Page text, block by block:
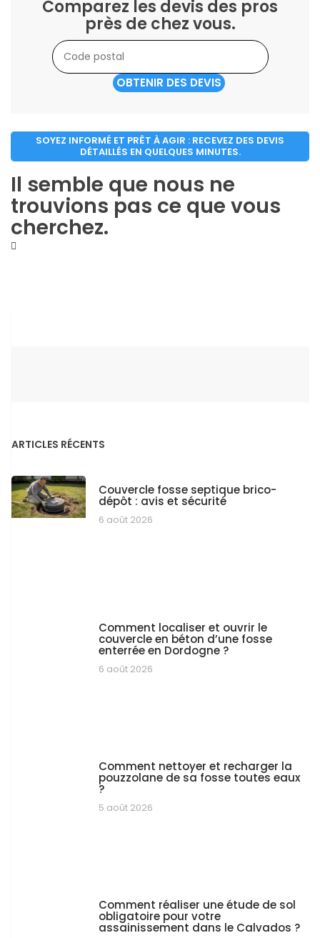
Comparez les devis des pros
près de chez vous.
OBTENIR DES DEVIS
SOYEZ INFORMÉ ET PRÊT À AGIR : RECEVEZ DES DEVIS
DÉTAILLÉS EN QUELQUES MINUTES.
Il semble que nous ne
trouvions pas ce que vous
cherchez.
ARTICLES RÉCENTS
Couvercle fosse septique brico-
dépôt : avis et sécurité
6 août 2026
Comment localiser et ouvrir le
couvercle en béton d’une fosse
enterrée en Dordogne ?
6 août 2026
Comment nettoyer et recharger la
pouzzolane de sa fosse toutes eaux
?
5 août 2026
Comment réaliser une étude de sol
obligatoire pour votre
assainissement dans le Calvados ?